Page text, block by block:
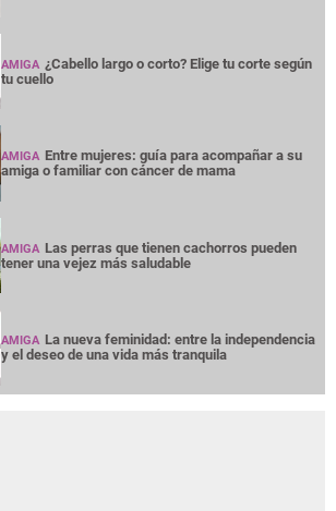
AMIGA ¿Cabello largo o corto? Elige tu corte según
tu cuello
AMIGA Entre mujeres: guía para acompañar a su
amiga o familiar con cáncer de mama
AMIGA Las perras que tienen cachorros pueden
tener una vejez más saludable
AMIGA La nueva feminidad: entre la independencia
y el deseo de una vida más tranquila